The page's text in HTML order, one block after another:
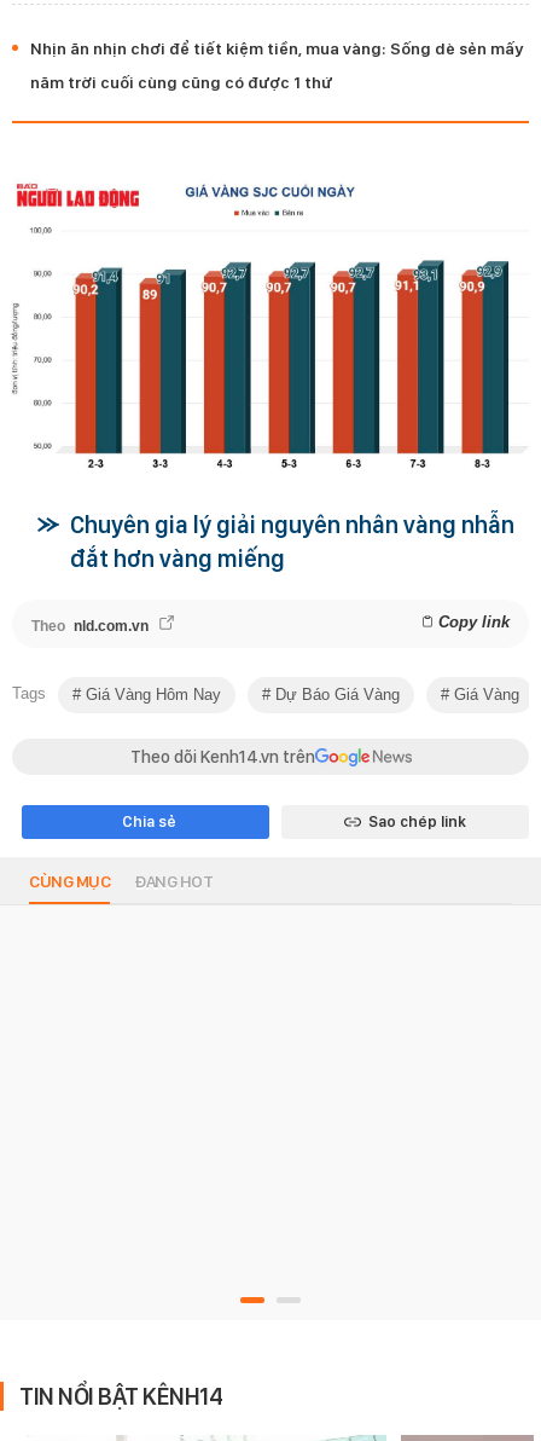
Nhịn ăn nhịn chơi để tiết kiệm tiền, mua vàng: Sống dè sẻn mấy
năm trời cuối cùng cũng có được 1 thứ
Chuyên gia lý giải nguyên nhân vàng nhẫn
đắt hơn vàng miếng
Theo nld.com.vn Copy link
Tags Giá Vàng Hôm Nay Dự Báo Giá Vàng Giá Vàng
Theo dõi Kenh14.vn trên
Chia sẻ Sao chép link
CÙNG MỤC ĐANG HOT
TIN NỔI BẬT KÊNH14